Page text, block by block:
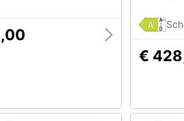
Potenza
Nero
€